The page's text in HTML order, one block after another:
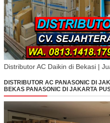
Distributor AC Daikin di Bekasi |
DISTRIBUTOR AC PANASONIC DI
BEKAS PANASONIC DI JAKARTA